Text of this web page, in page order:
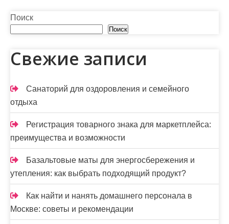
м
Поиск
Поиск
Свежие записи
Санаторий для оздоровления и семейного
отдыха
Регистрация товарного знака для маркетплейса:
преимущества и возможности
Базальтовые маты для энергосбережения и
утепления: как выбрать подходящий продукт?
Как найти и нанять домашнего персонала в
Москве: советы и рекомендации